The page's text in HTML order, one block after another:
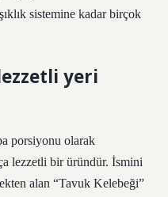
sistemine kadar birçok
yeri
porsiyonu olarak
lezzetli bir üründür. İsmini
alan “Tavuk Kelebeği”